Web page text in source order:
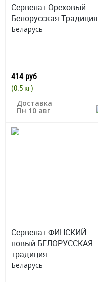
Сервелат Ореховый
Белорусская Традиция
Беларусь
414 руб
(0.5 кг)
Доставка
Пн 10 авг
Сервелат ФИНСКИЙ
новый БЕЛОРУССКАЯ
традиция
Беларусь